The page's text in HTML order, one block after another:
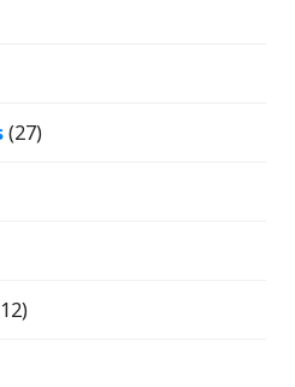
(27)